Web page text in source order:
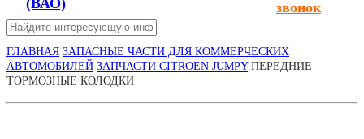
(ВАО)
звонок
ГЛАВНАЯ ЗАПАСНЫЕ ЧАСТИ ДЛЯ КОММЕРЧЕСКИХ
АВТОМОБИЛЕЙ ЗАПЧАСТИ CITROEN JUMPY ПЕРЕДНИЕ
ТОРМОЗНЫЕ КОЛОДКИ